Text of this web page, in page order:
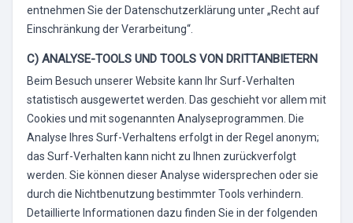
entnehmen Sie der Datenschutzerklärung unter „Recht auf
Einschränkung der Verarbeitung“.
C) ANALYSE-TOOLS UND TOOLS VON DRITTANBIETERN
Beim Besuch unserer Website kann Ihr Surf-Verhalten
statistisch ausgewertet werden. Das geschieht vor allem mit
Cookies und mit sogenannten Analyseprogrammen. Die
Analyse Ihres Surf-Verhaltens erfolgt in der Regel anonym;
das Surf-Verhalten kann nicht zu Ihnen zurückverfolgt
werden. Sie können dieser Analyse widersprechen oder sie
durch die Nichtbenutzung bestimmter Tools verhindern.
Detaillierte Informationen dazu finden Sie in der folgenden